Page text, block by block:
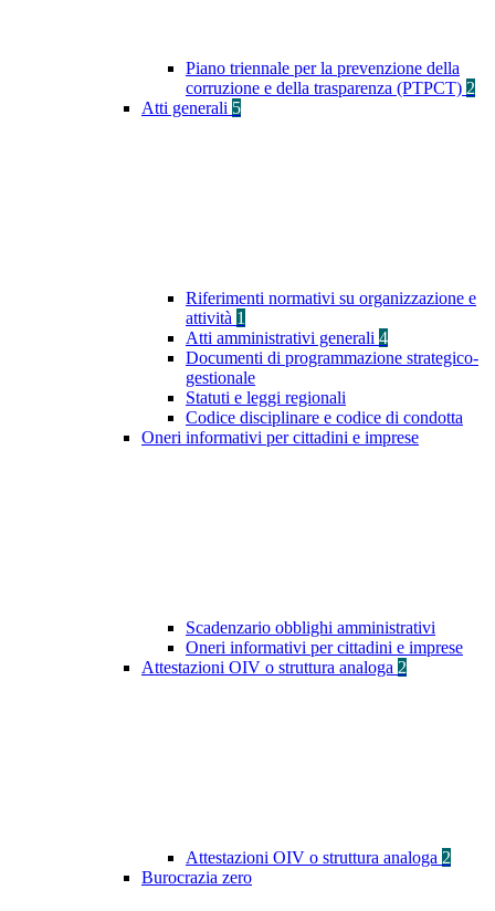
Piano triennale per la prevenzione della
corruzione e della trasparenza (PTPCT) 2
Atti generali 5
Riferimenti normativi su organizzazione e
attività 1
Atti amministrativi generali 4
Documenti di programmazione strategico-
gestionale
Statuti e leggi regionali
Codice disciplinare e codice di condotta
Oneri informativi per cittadini e imprese
Scadenzario obblighi amministrativi
Oneri informativi per cittadini e imprese
Attestazioni OIV o struttura analoga 2
Attestazioni OIV o struttura analoga 2
Burocrazia zero